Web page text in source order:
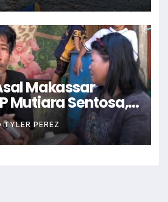
Makassar
Mutiara Sentosa,
Live Medsos
TYLER PEREZ